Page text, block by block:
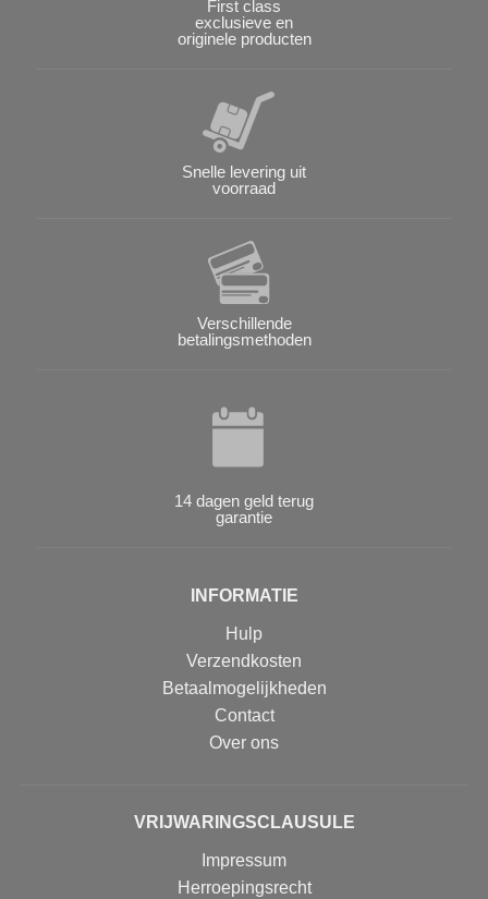
First class
exclusieve en
originele producten
Snelle levering uit
voorraad
Verschillende
betalingsmethoden
14 dagen geld terug
garantie
INFORMATIE
Hulp
Verzendkosten
Betaalmogelijkheden
Contact
Over ons
VRIJWARINGSCLAUSULE
Impressum
Herroepingsrecht